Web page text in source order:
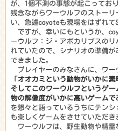
が、1個不測の事態が起こっており
残念ながらワーウルフのストー
い、急遽coyoteも現場をはずれて
ですが、幸いにもというか、
ーウルフ：ジ・アポカリプスの
れていたので、シナリオの準備が
できました。
プレイヤーのみなさんに、ワー
「オオカミという動物がいかに
そしてこのワーウルフというゲ
物の解像度がいかに高いゲームで
を懇々と語っているうちにテン
も楽しくゲームをさせていただき
ワーウルフは、野生動物や精霊